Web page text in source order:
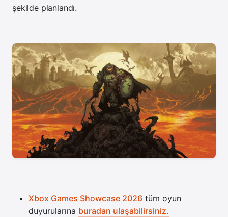
şekilde planlandı.
Xbox Games Showcase 2026 tüm oyun
duyurularına buradan ulaşabilirsiniz.